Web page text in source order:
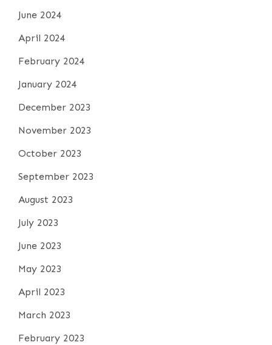
June 2024
April 2024
February 2024
January 2024
December 2023
November 2023
October 2023
September 2023
August 2023
July 2023
June 2023
May 2023
April 2023
March 2023
February 2023